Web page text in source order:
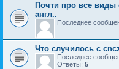
Почти про все виды
англ..
Последнее
Что случилось с
Последнее
Ответы: 5